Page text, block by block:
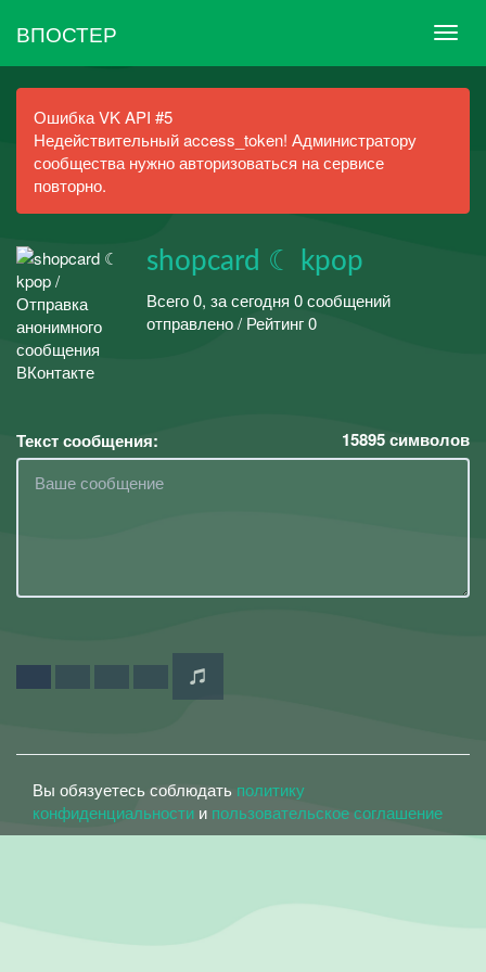
ВПОСТЕР
Ошибка VK API #5
Недействительный access_token! Администратору
сообщества нужно авторизоваться на сервисе
повторно.
shopcard ☾ kpop
Всего 0, за сегодня 0 сообщений
отправлено / Рейтинг 0
Текст сообщения: 15895символов
Вы обязуетесь соблюдать политику
конфиденциальности и пользовательское соглашение